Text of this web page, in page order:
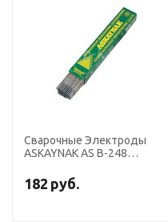
Сварочные Электроды
ASKAYNAK AS B-248
кг (тип Э50, пост. + перем.
ток, основной)
182 руб.